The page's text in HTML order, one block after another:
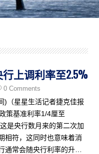
上调利率至2.5%
0 Comments
)（星星生活记者捷克佳报
策基准利率1/4厘至
是央行数月来的第二次加
相符，这同时也意味着消
通常会随央行利率的升…